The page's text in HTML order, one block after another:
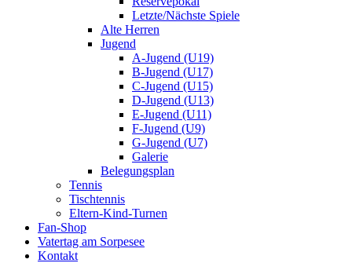
Letzte/Nächste Spiele
Alte Herren
Jugend
A-Jugend (U19)
B-Jugend (U17)
C-Jugend (U15)
D-Jugend (U13)
E-Jugend (U11)
F-Jugend (U9)
G-Jugend (U7)
Galerie
Belegungsplan
Tennis
Tischtennis
Eltern-Kind-Turnen
Fan-Shop
Vatertag am Sorpesee
Kontakt